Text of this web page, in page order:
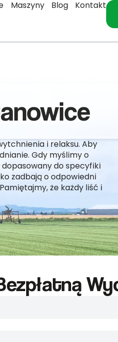
Maszyny Blog Kontakt
i relaksu. Aby
Gdy myślimy o
do specyfiki
zadbają o odpowiedni
że każdy liść i